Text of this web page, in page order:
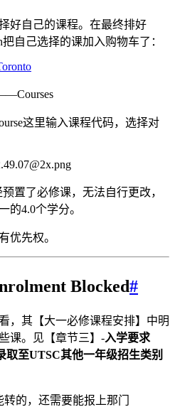
好自己的课程。在最终排好
自己选择的课加入购物车了：
这里输入课程代码，选择对
置了必修课，无法自行更改，
的4.0个学分。
优先权。
Blocked#
，其【大一必修课程安排】中明
课。见【章节三】-入学要求
取至UTSC其他一年级招生类别
的，还需要能报上那门